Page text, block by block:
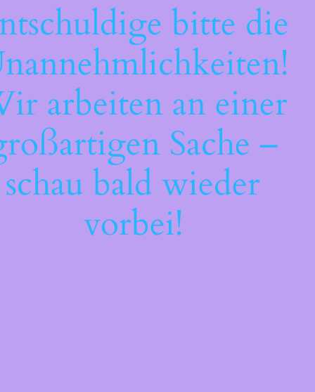
bitte die
arbeiten an einer
Sache –
schau bald wieder
vorbei!